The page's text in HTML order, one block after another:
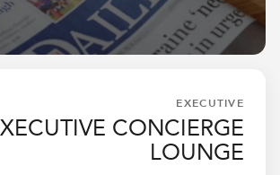
EXECUTIVE
CONCIERGE
LOUNGE